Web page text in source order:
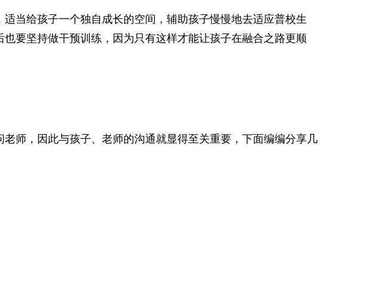
当给孩子一个独自成长的空间，辅助孩子慢慢地去适应普校生
要坚持做干预训练，因为只有这样才能让孩子在融合之路更顺
师，因此与孩子、老师的沟通就显得至关重要，下面编编分享几